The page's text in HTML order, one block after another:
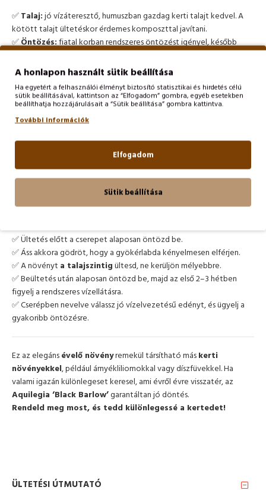
✅ Talaj: jó vízáteresztő, humuszban gazdag kerti talajt kedvel. A
kötött talajt ültetéskor érdemes komposzttal javítani.
✅Öntözés:fiatal korban rendszeres öntözést igényel, később
pótlólagos vízért.
✅
Metszés:
az elnyílt virágokat vágd vissza, így rendezettebb
marad a növény és csökkenthető az önvetés. Ősszel az elszáradt
lomb teljesen visszavágható.
✅Fagytűrés:kiválóan télálló, hazai klímán takarást nem igényel.
Ültetési tanácsok
konténeres növényhez
✅ Ültetés előtt a cserepet alaposan öntözd be.
✅ Áss akkora gödröt, hogy a gyökérlabda kényelmesen elférjen.
✅ A növényt a talajszintig ültesd, ne kerüljön mélyebbre.
✅ Beültetés után alaposan öntözd be, majd az első 2–3 hétben
figyelj a rendszeres vízellátásra.
✅ Cserépben nevelve válassz jó vízelvezetésű edényt, és ügyelj a
gyakoribb öntözésre.
Ez az elegáns évelő növényremekül társítható más kerti
növényekkel, például árnyékliliomokkal vagy díszfüvekkel. Ha
valami igazán különlegeset keresel, ami évről évre visszatér, az
Aquilegia ‘Black Barlow’garantáltan jó döntés.
Rendeld meg most, és tedd különlegessé a kertedet!
ÜLTETÉSI ÚTMUTATÓ
A honlapon használt sütik beállítása
Ha egyetért a felhasználói élményt biztosító statisztikai és hirdetés célú
sütik beállításával, kattintson az “Elfogadom” gombra, egyéb esetekben
beállíthatja hozzájárulásait a “Sütik beállítása” gombra kattintva.
További információk
Elfogadom
Sütik beállítása